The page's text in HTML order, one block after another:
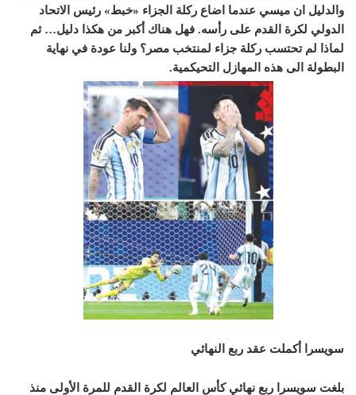
والدليل ان ميسي عندما اضاع ركلة الجزاء «خبط» رئيس الاتحاد
الدولي لكرة القدم على رأسه. فهل هناك أكبر من هكذا دليل… ثم
لماذا لم تحتسب ركلة جزاء لمنتخب مصر؟ ولنا عودة في نهاية
البطولة الى هذه المهازل التحيكمية.
سويسرا أكملت عقد ربع النهائي
بلغت سويسرا ربع نهائي كأس العالم لكرة القدم للمرة الأولى منذ